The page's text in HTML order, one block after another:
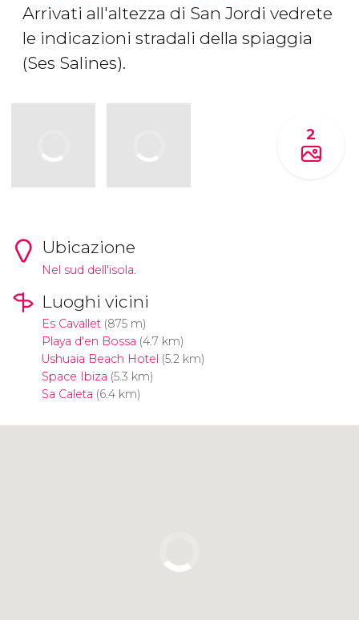
Arrivati all'altezza di San Jordi vedrete
le indicazioni stradali della spiaggia
(Ses Salines).
2
Ubicazione
Nel sud dell'isola.
Luoghi vicini
Es Cavallet(875 m)
Playa d'en Bossa (4.7 km)
Ushuaia Beach Hotel (5.2 km)
Space Ibiza (5.3 km)
Sa Caleta (6.4 km)